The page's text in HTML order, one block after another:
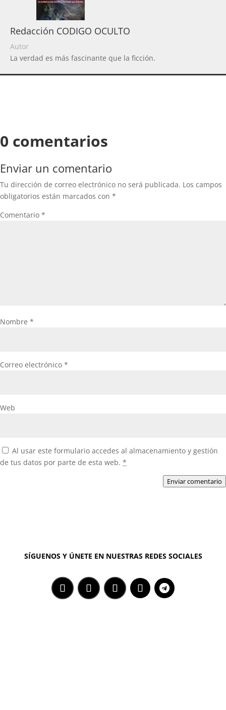
Redacción CODIGO OCULTO
Autor
La verdad es más fascinante que la ficción.
0 comentarios
Enviar un comentario
Tu dirección de correo electrónico no será publicada. Los campos
obligatorios están marcados con *
Comentario *
Nombre *
Correo electrónico *
Web
Al usar este formulario accedes al almacenamiento y gestión
de tus datos por parte de esta web. *
Enviar comentario
SÍGUENOS Y ÚNETE EN NUESTRAS REDES SOCIALES